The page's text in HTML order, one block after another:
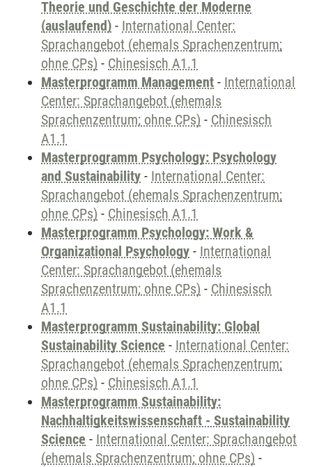
Theorie und Geschichte der Moderne
(auslaufend) - International Center:
Sprachangebot (ehemals Sprachenzentrum;
ohne CPs) - Chinesisch A1.1
Masterprogramm Management - International
Center: Sprachangebot (ehemals
Sprachenzentrum; ohne CPs) - Chinesisch
A1.1
Masterprogramm Psychology: Psychology
and Sustainability - International Center:
Sprachangebot (ehemals Sprachenzentrum;
ohne CPs) - Chinesisch A1.1
Masterprogramm Psychology: Work &
Organizational Psychology - International
Center: Sprachangebot (ehemals
Sprachenzentrum; ohne CPs) - Chinesisch
A1.1
Masterprogramm Sustainability: Global
Sustainability Science - International Center:
Sprachangebot (ehemals Sprachenzentrum;
ohne CPs) - Chinesisch A1.1
Masterprogramm Sustainability:
Nachhaltigkeitswissenschaft - Sustainability
Science - International Center: Sprachangebot
(ehemals Sprachenzentrum; ohne CPs) -